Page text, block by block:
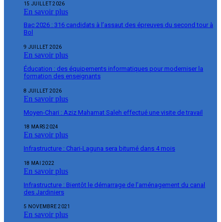
15 JUILLET 2026
En savoir plus
Bac 2026 : 316 candidats à l’assaut des épreuves du second tour à
Bol
9 JUILLET 2026
En savoir plus
Éducation : des équipements informatiques pour moderniser la
formation des enseignants
8 JUILLET 2026
En savoir plus
Moyen-Chari : Aziz Mahamat Saleh effectué une visite de travail
18 MARS 2024
En savoir plus
Infrastructure : Chari-Laguna sera bitumé dans 4 mois
18 MAI 2022
En savoir plus
Infrastructure : Bientôt le démarrage de l’aménagement du canal
des Jardiniers
5 NOVEMBRE 2021
En savoir plus